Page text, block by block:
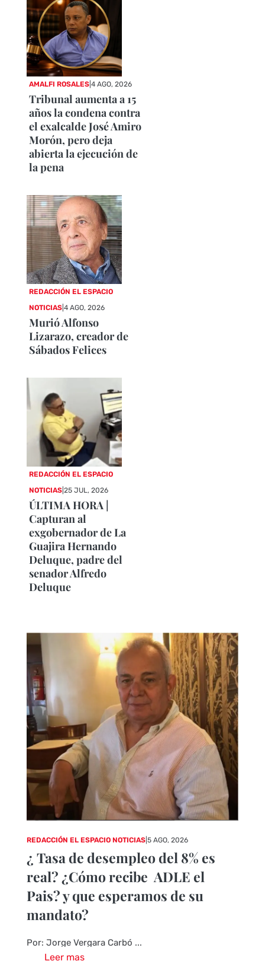
AMALFI ROSALES |4 AGO, 2026
Tribunal aumenta a 15
años la condena contra
el exalcalde José Amiro
Morón, pero deja
abierta la ejecución de
la pena
REDACCIÓN EL ESPACIO
NOTICIAS |4 AGO, 2026
Murió Alfonso
Lizarazo, creador de
Sábados Felices
REDACCIÓN EL ESPACIO
NOTICIAS |25 JUL, 2026
ÚLTIMA HORA |
Capturan al
exgobernador de La
Guajira Hernando
Deluque, padre del
senador Alfredo
Deluque
REDACCIÓN EL ESPACIO NOTICIAS| 5 AGO, 2026
¿ Tasa de desempleo del 8% es
real? ¿Cómo recibe ADLE el
Pais? y que esperamos de su
mandato?
Por: Jorge Vergara Carbó ...
Leer mas